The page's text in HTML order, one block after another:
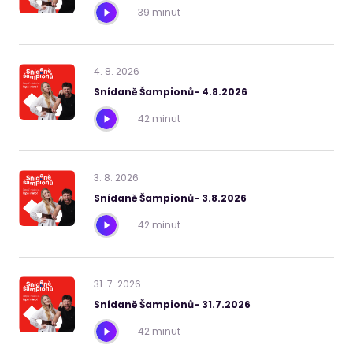
39 minut
4. 8. 2026
Snídaně Šampionů- 4.8.2026
42 minut
3. 8. 2026
Snídaně Šampionů- 3.8.2026
42 minut
31. 7. 2026
Snídaně Šampionů- 31.7.2026
42 minut